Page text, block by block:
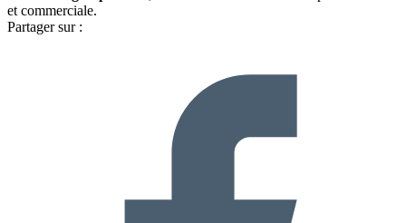
et commerciale.
Partager sur :